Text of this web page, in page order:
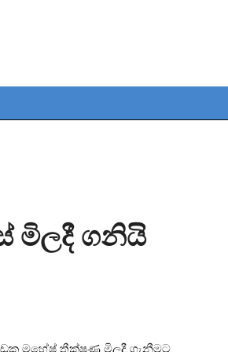
මිලදී ගනියි
මහේෂ් තීක්ෂණ මිලදී ගැනීමට